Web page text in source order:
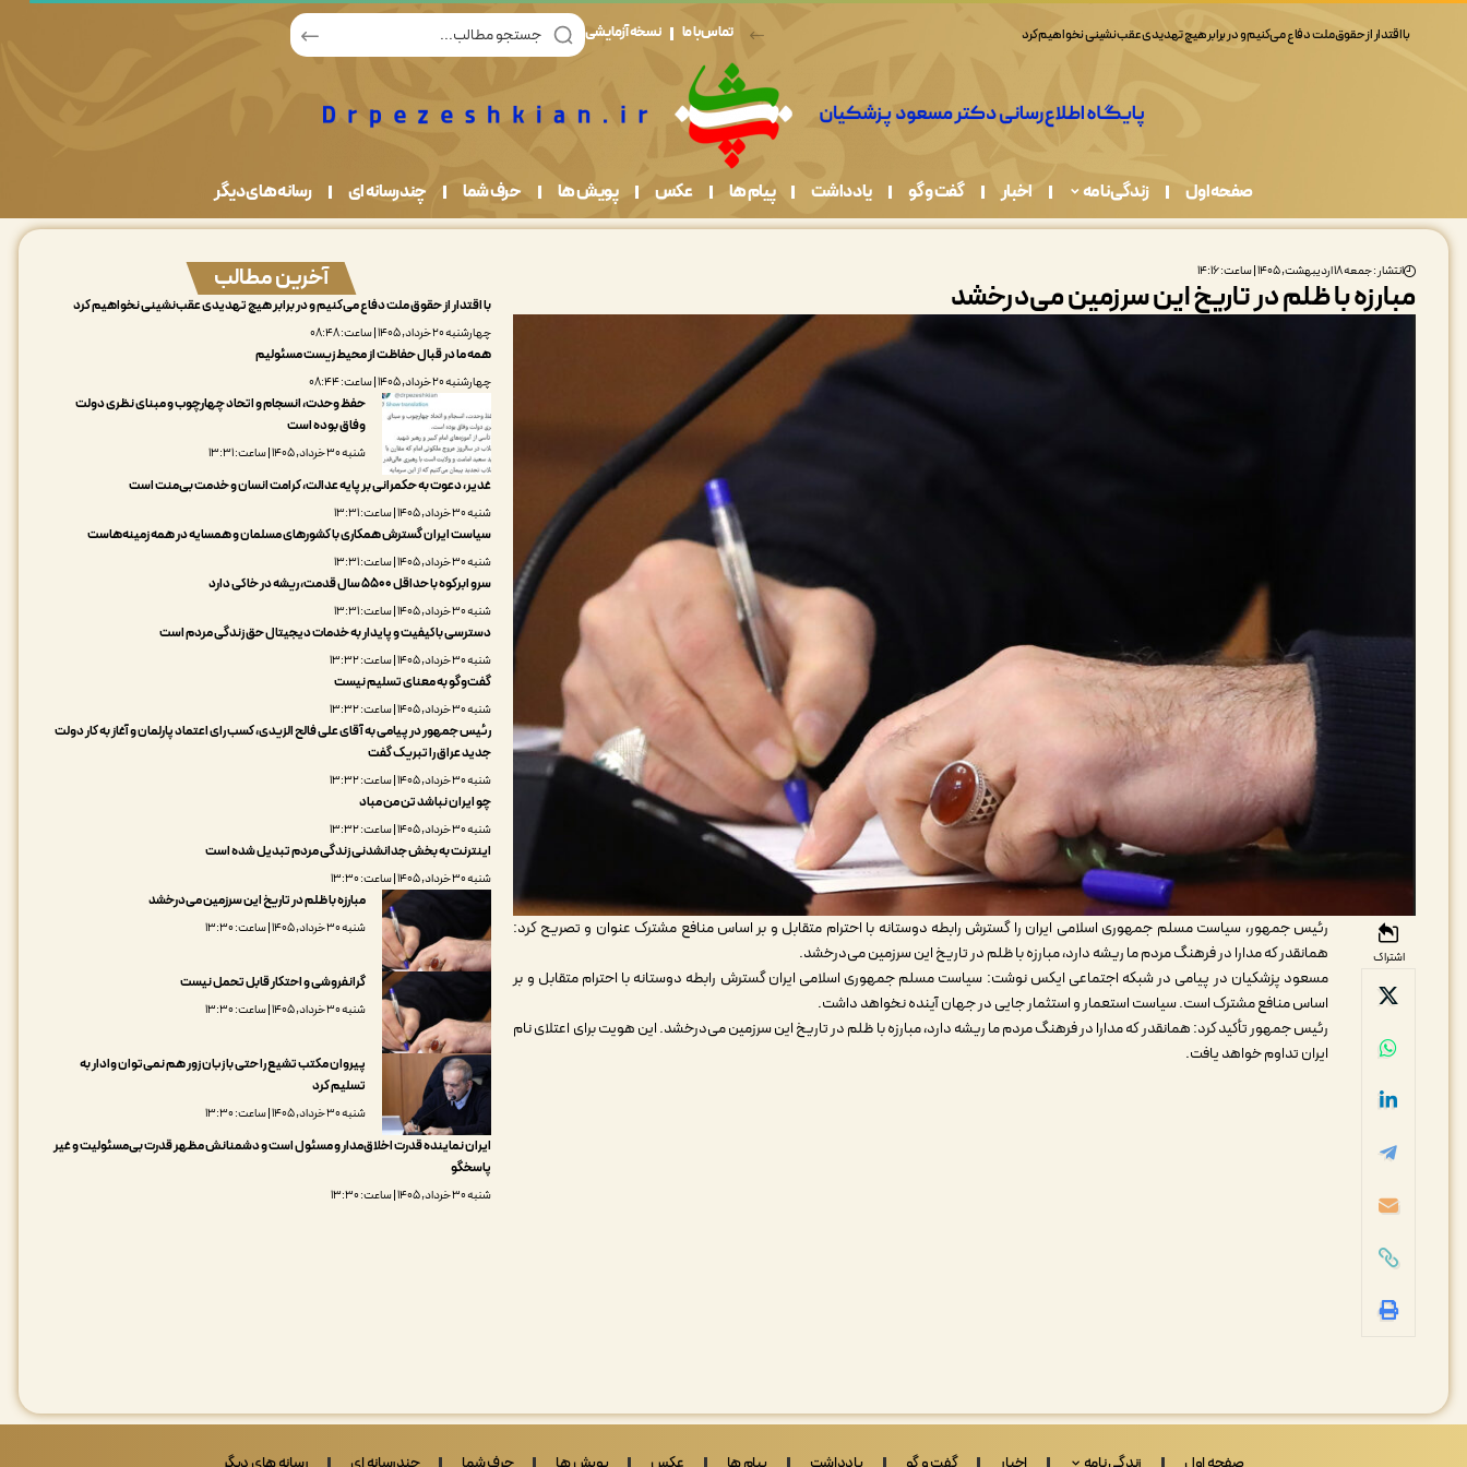
همه ما در قبال حفاظت از محیط زیست مسئولیم تماس با ما نسخه آزمایشی
صفحه اول زندگی نامه اخبار گفت و گو یادداشت پیام ها عکس پویش ها حرف شما چندرسانه ای رسانه های دیگر
انتشار : جمعه ۱۸ اردیبهشت, ۱۴۰۵ | ساعت: ۱۴:۱۶
مبارزه با ظلم در تاریخ این سرزمین می‌درخشد
اشتراک
رئیس جمهور، سیاست مسلم جمهوری اسلامی ایران را گسترش رابطه دوستانه با احترام متقابل و بر اساس منافع مشترک عنوان و تصریح کرد:
همانقدر که مدارا در فرهنگ مردم ما ریشه دارد، مبارزه با ظلم در تاریخ این سرزمین می‌درخشد.
مسعود پزشکیان در پیامی در شبکه اجتماعی ایکس نوشت: سیاست مسلم جمهوری اسلامی ایران گسترش رابطه دوستانه با احترام متقابل و بر
اساس منافع مشترک است. سیاست استعمار و استثمار جایی در جهان آینده نخواهد داشت.
رئیس جمهور تأکید کرد: همانقدر که مدارا در فرهنگ مردم ما ریشه دارد، مبارزه با ظلم در تاریخ این سرزمین می‌درخشد. این هویت برای اعتلای نام
ایران تداوم خواهد یافت.
آخرین مطالب
با اقتدار از حقوق ملت دفاع می‌کنیم و در برابر هیچ تهدیدی عقب‌نشینی نخواهیم کرد
چهارشنبه ۲۰ خرداد, ۱۴۰۵ | ساعت: ۰۸:۴۸
همه ما در قبال حفاظت از محیط زیست مسئولیم
چهارشنبه ۲۰ خرداد, ۱۴۰۵ | ساعت: ۰۸:۴۴
حفظ وحدت، انسجام و اتحاد چهارچوب و مبنای نظری دولت
وفاق بوده است
شنبه ۳۰ خرداد, ۱۴۰۵ | ساعت: ۱۳:۳۱
غدیر، دعوت به حکمرانی بر پایه عدالت، کرامت انسان و خدمت بی‌منت است
شنبه ۳۰ خرداد, ۱۴۰۵ | ساعت: ۱۳:۳۱
سیاست ایران گسترش همکاری با کشورهای مسلمان و همسایه در همه زمینه‌هاست
شنبه ۳۰ خرداد, ۱۴۰۵ | ساعت: ۱۳:۳۱
سرو ابرکوه با حداقل ۵۵۰۰ سال قدمت، ریشه در خاکی دارد
شنبه ۳۰ خرداد, ۱۴۰۵ | ساعت: ۱۳:۳۱
دسترسی باکیفیت و پایدار به خدمات دیجیتال حق زندگی مردم است
شنبه ۳۰ خرداد, ۱۴۰۵ | ساعت: ۱۳:۳۲
گفت‌وگو به معنای تسلیم نیست
شنبه ۳۰ خرداد, ۱۴۰۵ | ساعت: ۱۳:۳۲
رئیس جمهور در پیامی به آقای علی فالح الزیدی، کسب رای اعتماد پارلمان و آغاز به کار دولت
جدید عراق را تبریک گفت
شنبه ۳۰ خرداد, ۱۴۰۵ | ساعت: ۱۳:۳۲
چو ایران نباشد تن من مباد
شنبه ۳۰ خرداد, ۱۴۰۵ | ساعت: ۱۳:۳۲
اینترنت به بخش جدانشدنی زندگی مردم تبدیل شده است
شنبه ۳۰ خرداد, ۱۴۰۵ | ساعت: ۱۳:۳۰
مبارزه با ظلم در تاریخ این سرزمین می‌درخشد
شنبه ۳۰ خرداد, ۱۴۰۵ | ساعت: ۱۳:۳۰
گرانفروشی و احتکار قابل تحمل نیست
شنبه ۳۰ خرداد, ۱۴۰۵ | ساعت: ۱۳:۳۰
پیروان مکتب تشیع را حتی با زبان زور هم نمی‌توان وادار به
تسلیم کرد
شنبه ۳۰ خرداد, ۱۴۰۵ | ساعت: ۱۳:۳۰
ایران نماینده قدرت اخلاق‌مدار و مسئول است و دشمنانش مظهر قدرت بی‌مسئولیت و غیر
پاسخگو
شنبه ۳۰ خرداد, ۱۴۰۵ | ساعت: ۱۳:۳۰